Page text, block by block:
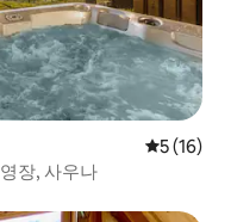
평점 5점
5 (16)
장, 사우나